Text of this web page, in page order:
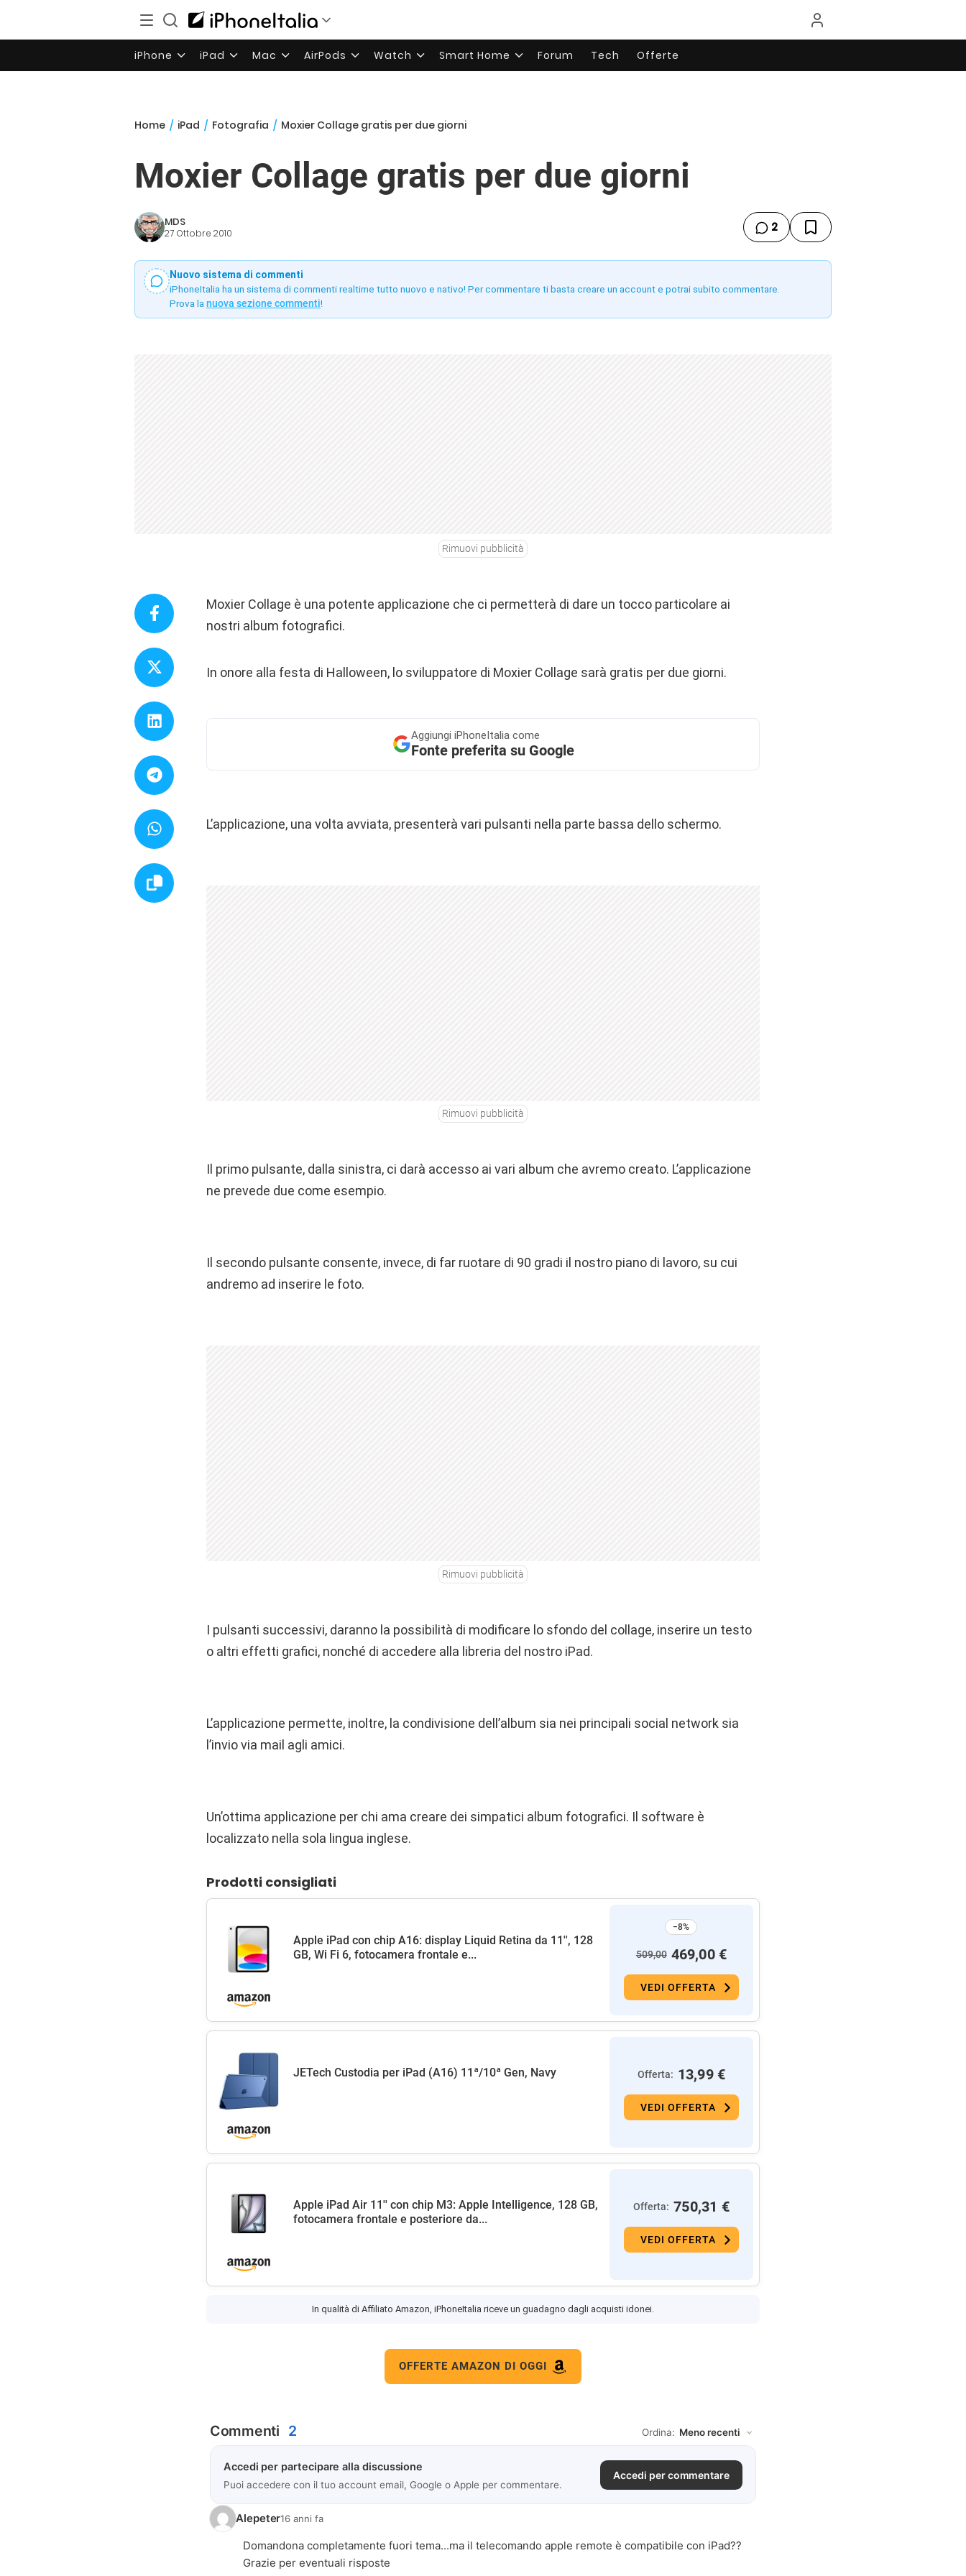
iPhone iPad Mac AirPods Watch Smart Home Forum Tech Offerte
Home / iPad / Fotografia / Moxier Collage gratis per due giorni
Moxier Collage gratis per due giorni
MDS
27 Ottobre 2010 2
Nuovo sistema di commenti
iPhoneItalia ha un sistema di commenti realtime tutto nuovo e nativo! Per commentare ti basta creare un account e potrai subito commentare.
Prova la nuova sezione commenti!
Rimuovi pubblicità
Moxier Collage è una potente applicazione che ci permetterà di dare un tocco particolare ai
nostri album fotografici.
In onore alla festa di Halloween, lo sviluppatore di Moxier Collage sarà gratis per due giorni.
Aggiungi iPhoneItalia come
Fonte preferita su Google
L’applicazione, una volta avviata, presenterà vari pulsanti nella parte bassa dello schermo.
Rimuovi pubblicità
Il primo pulsante, dalla sinistra, ci darà accesso ai vari album che avremo creato. L’applicazione
ne prevede due come esempio.
Il secondo pulsante consente, invece, di far ruotare di 90 gradi il nostro piano di lavoro, su cui
andremo ad inserire le foto.
Rimuovi pubblicità
I pulsanti successivi, daranno la possibilità di modificare lo sfondo del collage, inserire un testo
o altri effetti grafici, nonché di accedere alla libreria del nostro iPad.
L’applicazione permette, inoltre, la condivisione dell’album sia nei principali social network sia
l’invio via mail agli amici.
Un’ottima applicazione per chi ama creare dei simpatici album fotografici. Il software è
localizzato nella sola lingua inglese.
Prodotti consigliati
Apple iPad con chip A16: display Liquid Retina da 11'', 128
GB, Wi Fi 6, fotocamera frontale e...
−8%
509,00 469,00 €
VEDI OFFERTA
JETech Custodia per iPad (A16) 11ª/10ª Gen, Navy Offerta: 13,99 €
VEDI OFFERTA
Apple iPad Air 11'' con chip M3: Apple Intelligence, 128 GB,
fotocamera frontale e posteriore da...
Offerta: 750,31 €
VEDI OFFERTA
In qualità di Affiliato Amazon, iPhoneItalia riceve un guadagno dagli acquisti idonei.
OFFERTE AMAZON DI OGGI
Commenti 2 Ordina:
Accedi per partecipare alla discussione
Puoi accedere con il tuo account email, Google o Apple per commentare.
Accedi per commentare
Alepeter16 anni fa
Domandona completamente fuori tema...ma il telecomando apple remote è compatibile con iPad??
Grazie per eventuali risposte